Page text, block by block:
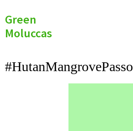
Green
Moluccas
#HutanMangrovePasso